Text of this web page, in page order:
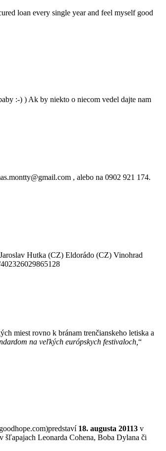
loan every single year and feel myself good
:-) ) Ak by niekto o niecom vedel dajte nam
, alebo na 0902 921 174.
Hutka (CZ) Eldorádo (CZ) Vinohrad
miest rovno k bránam trenčianskeho letiska a
na veľkých európskych festivaloch, “
18. augusta 20113 v
šľapajach Leonarda Cohena, Boba Dylana či